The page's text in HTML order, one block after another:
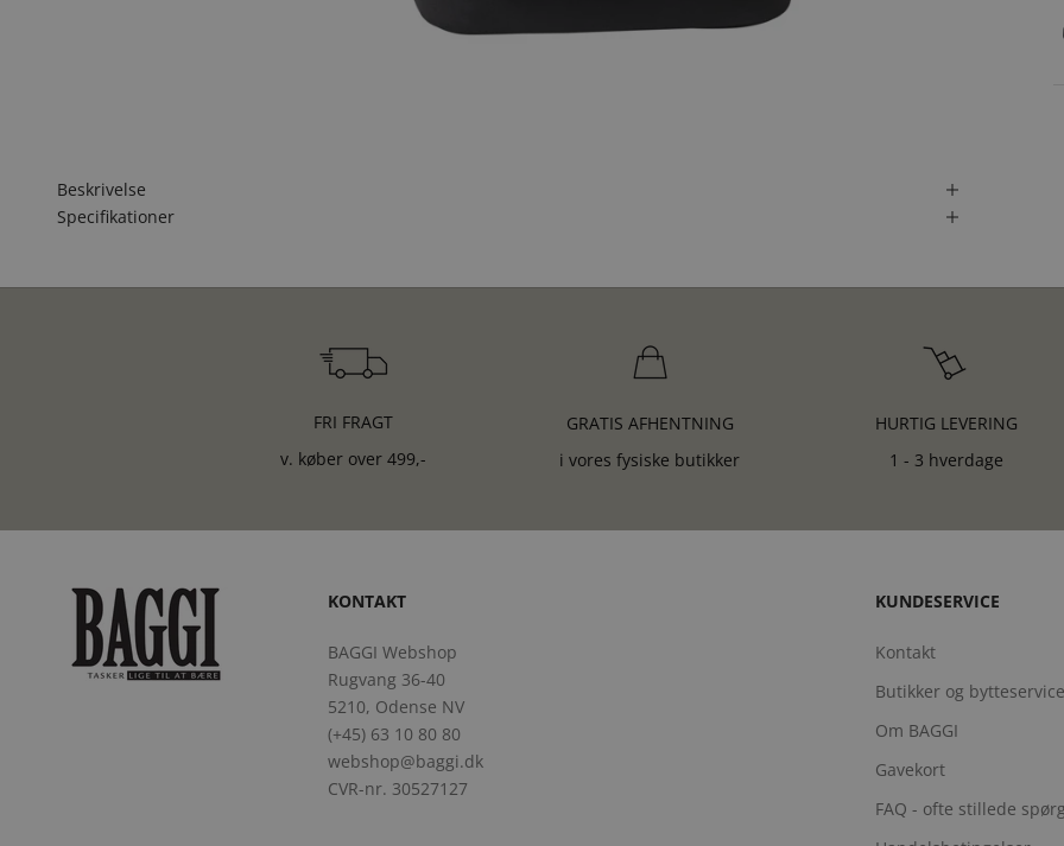
Beskrivelse
Specifikationer
FRI FRAGT
v. køber over 499,-
GRATIS AFHENTNING
i vores fysiske butikker
HURTIG LEVERING
1 - 3 hverdage
KONTAKT
BAGGI Webshop
Rugvang 36-40
5210, Odense NV
(+45) 63 10 80 80
webshop@baggi.dk
CVR-nr. 30527127
KUNDESERVICE
Kontakt
Butikker og bytteservice
Om BAGGI
Gavekort
FAQ - ofte stillede